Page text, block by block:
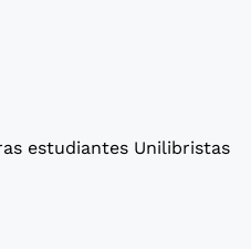
estudiantes Unilibristas